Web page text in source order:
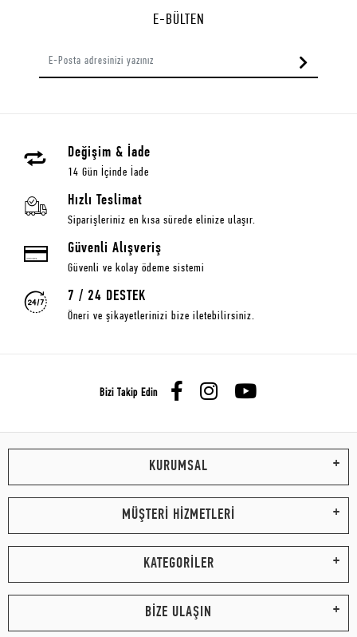
E-BÜLTEN
Değişim & İade
14 Gün İçinde İade
Hızlı Teslimat
Siparişleriniz en kısa sürede elinize ulaşır.
Güvenli Alışveriş
Güvenli ve kolay ödeme sistemi
7 / 24 DESTEK
Öneri ve şikayetlerinizi bize iletebilirsiniz.
Bizi Takip Edin
KURUMSAL
MÜŞTERİ HİZMETLERİ
KATEGORİLER
BİZE ULAŞIN